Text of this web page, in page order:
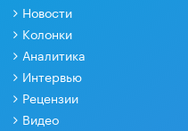
Новости
Колонки
Аналитика
Интервью
Рецензии
Видео